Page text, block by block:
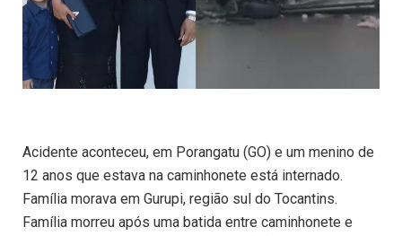
Acidente aconteceu, em Porangatu (GO) e um menino de
12 anos que estava na caminhonete está internado.
Família morava em Gurupi, região sul do Tocantins.
Família morreu após uma batida entre caminhonete e